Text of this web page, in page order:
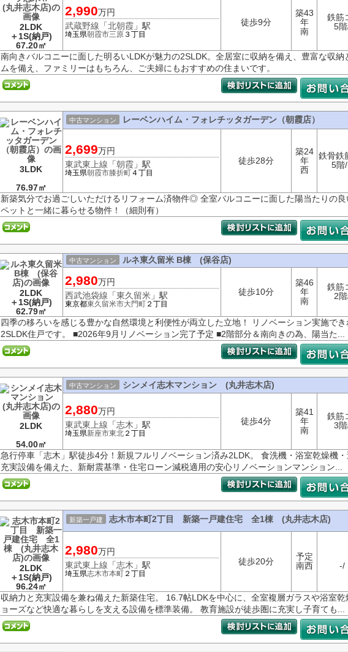
2LDK
＋1S(納戸)
67.20㎡
2,990万円
武蔵野線 「北朝霞 」駅
埼玉県朝霞市三原 ３丁目
徒歩9分
築43
年
南
鉄筋
5階
南向きバルコニーに面した明るいLDKが魅力の2SLDK。全居室に収納を備え、豊富な収納
ムを備え、ファミリーはもちろん、ご夫婦にもおすすめの住まいです。
3LDK
76.97㎡
中古マンション レーベンハイム・フォレチッタガーデン（朝霞店）
2,699万円
東武東上線 「朝霞 」駅
埼玉県朝霞市膝折町４丁目
徒歩28分
築24
年
西
鉄骨鉄
5階/
新築気分でお過ごしいただけるリフォーム済物件◎ 全室バルコニーに面した陽当たりの良
ペットと一緒に暮らせる物件！（細則有）
2LDK
＋1S(納戸)
62.79㎡
中古マンション ルネ東久留米 B棟 (保谷店)
2,980万円
西武池袋線 「東久留米 」駅
東京都東久留米市大門町 ２丁目
徒歩10分
築46
年
南
鉄筋
2
四季の移ろいを感じる豊かな自然環境と利便性が両立した立地！ リノベーション実施で
2SLDK住戸です。 ■2026年9月リノベーション完了予定 ■2階部分＆南向きの為、陽当た...
2LDK
54.00㎡
中古マンション シンメイ志木マンション (丸井志木店)
2,880万円
東武東上線 「志木 」駅
埼玉県新座市東北 ２丁目
徒歩4分
築41
年
南
鉄筋
3階
急行停車「志木」駅徒歩4分！新規フルリノベーション済み2LDK。 食洗機・浴室乾燥機
充実設備を備えた、新耐震基準・住宅ローン減税適用の安心リノベーションマンション...
2LDK
＋1S(納戸)
96.24㎡
新築一戸建 志木市本町2丁目 新築一戸建住宅 全1棟 (丸井志木店)
2,980万円
東武東上線 「志木 」駅
埼玉県志木市本町 ２丁目
徒歩20分
予定
南西
-/
収納力と充実設備を兼ね備えた新築住宅。 16.7帖LDKを中心に、全室複層ガラスや浴室乾
ョーズなど快適な暮らしを支える設備を標準装備。 教育施設が徒歩圏に充実し子育ても...